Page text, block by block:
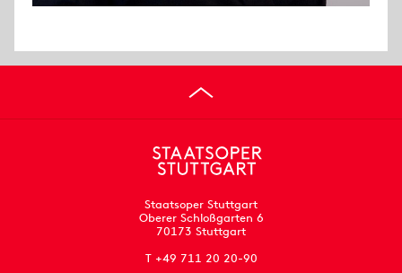
Staatsoper Stuttgart
Oberer Schloßgarten 6
70173 Stuttgart
T +49 711 20 20-90